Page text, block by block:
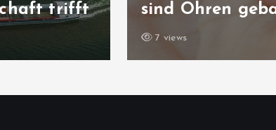
trifft
sind Ohren
7 views